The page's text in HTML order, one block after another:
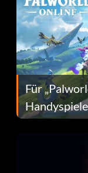
Für
dafür.